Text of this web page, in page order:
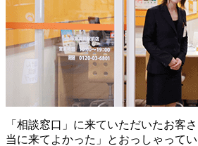
「相談窓口」に来ていただいたお客
当に来てよかった」とおっしゃってい